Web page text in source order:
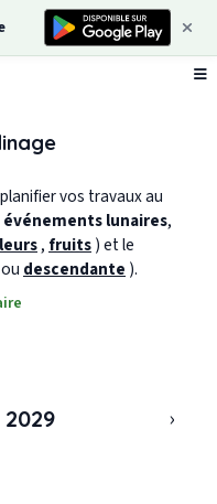
vos travaux au
événements lunaires,
, fruits) et le
ou descendante ).
2029 ›